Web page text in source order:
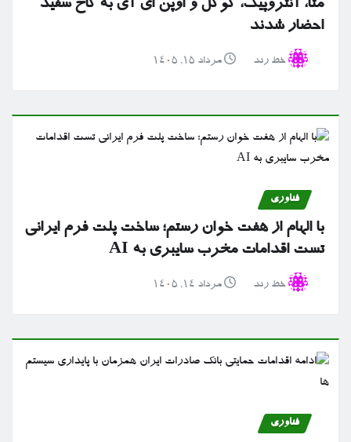
متا، آنتروپیک، گوگل و اوپن ای آی به کاخ سفید
احضار شدند
خط رند مرداد ۱۵, ۱۴۰۵
فناوری
با الهام از هفت خوان رستم؛ ساخت پلت فرم ایرانی
تست اقدامات مخرب سایبری به AI
خط رند مرداد ۱۴, ۱۴۰۵
فناوری